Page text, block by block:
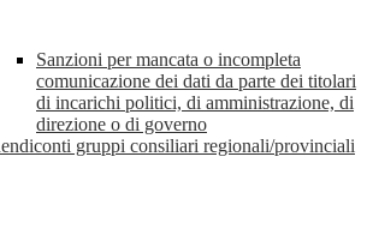
Sanzioni per mancata o incompleta
comunicazione dei dati da parte dei titolari
di incarichi politici, di amministrazione, di
direzione o di governo
gruppi consiliari regionali/provinciali